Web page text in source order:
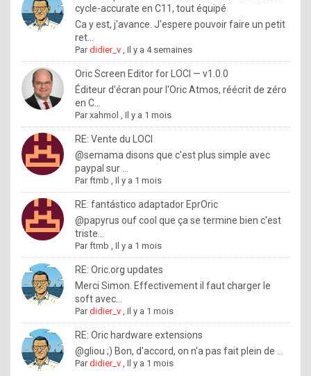
e
.
I
f
y
u
w
a
n
t
o
n
o
w
cycle-accurate en C11, tout équipé
Ca y est, j'avance. J'espere pouvoir faire un petit
ret...
Pardidier_v ,Il y a 4 semaines
Oric Screen Editor for LOCI — v1.0.0
Éditeur d'écran pour l'Oric Atmos, réécrit de zéro
en C...
Parxahmol ,Il y a 1 mois
RE: Vente du LOCI
@semama disons que c'est plus simple avec
paypal sur ...
Parftmb ,Il y a 1 mois
RE: fantástico adaptador EprOric
@papyrus ouf cool que ça se termine bien c'est
triste...
Parftmb ,Il y a 1 mois
RE: Oric.org updates
Merci Simon. Effectivement il faut charger le
soft avec...
Pardidier_v ,Il y a 1 mois
RE: Oric hardware extensions
@gliou ;) Bon, d'accord, on n'a pas fait plein de ...
Pardidier_v ,Il y a 1 mois